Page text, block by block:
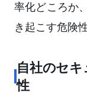
率化どころか
き起こす危険
自社のセ
性